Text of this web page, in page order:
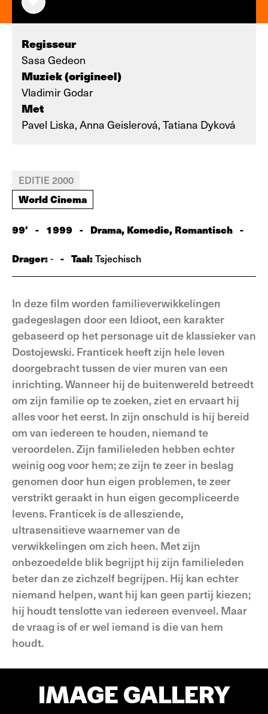
Regisseur
Sasa Gedeon
Muziek (origineel)
Vladimir Godar
Met
Pavel Liska, Anna Geislerová, Tatiana Dyková
EDITIE 2000
World Cinema
99' - 1999 - Drama, Komedie, Romantisch -
Drager:- - Taal:Tsjechisch
In deze film worden familieverwikkelingen
gadegeslagen door een Idioot, een karakter
gebaseerd op het personage uit de klassieker van
Dostojewski. Franticek heeft zijn hele leven
doorgebracht tussen de vier muren van een
inrichting. Wanneer hij de buitenwereld betreedt
om zijn familie op te zoeken, ziet en ervaart hij
alles voor het eerst. In zijn onschuld is hij bereid
om van iedereen te houden, niemand te
veroordelen. Zijn familieleden hebben echter
weinig oog voor hem; ze zijn te zeer in beslag
genomen door hun eigen problemen, te zeer
verstrikt geraakt in hun eigen gecompliceerde
levens. Franticek is de allesziende,
ultrasensitieve waarnemer van de
verwikkelingen om zich heen. Met zijn
onbezoedelde blik begrijpt hij zijn familieleden
beter dan ze zichzelf begrijpen. Hij kan echter
niemand helpen, want hij kan geen partij kiezen;
hij houdt tenslotte van iedereen evenveel. Maar
de vraag is of er wel iemand is die van hem
houdt.
IMAGE GALLERY